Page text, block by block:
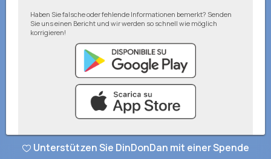
Haben Sie falsche oder fehlende Informationen bemerkt? Senden
Sie uns einen Bericht und wir werden so schnell wie möglich
korrigieren!
© DinDonDan App 2026 – Datenschutzbestimmungen Zu Ihrer
Unterstützen Sie DinDonDan mit einer Spende